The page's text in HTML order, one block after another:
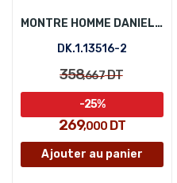
MONTRE HOMME DANIEL KLEIN DK.1.13516-2
DK.1.13516-2
358,667DT
269,000 DT
-25%
Ajouter au panier